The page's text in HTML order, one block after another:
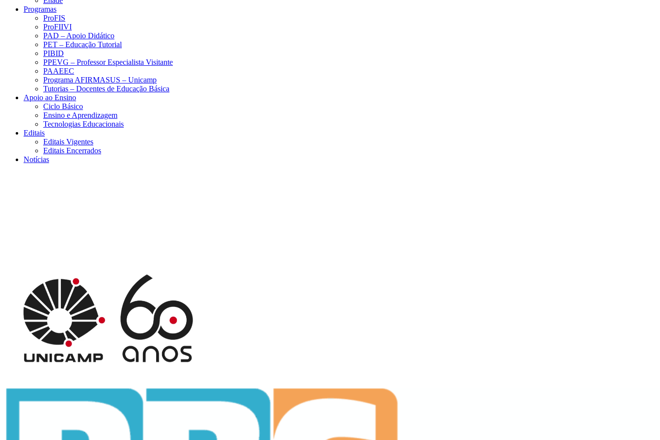
Programas
ProFIS
ProFIIVI
PAD – Apoio Didático
PET – Educação Tutorial
PIBID
PPEVG – Professor Especialista Visitante
PAAEEC
Programa AFIRMASUS – Unicamp
Tutorias – Docentes de Educação Básica
Apoio ao Ensino
Ciclo Básico
Ensino e Aprendizagem
Tecnologias Educacionais
Editais
Editais Vigentes
Editais Encerrados
Notícias